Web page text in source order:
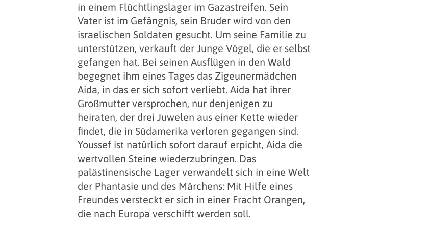
in einem Flüchtlingslager im Gazastreifen. Sein
Vater ist im Gefängnis, sein Bruder wird von den
israelischen Soldaten gesucht. Um seine Familie zu
unterstützen, verkauft der Junge Vögel, die er selbst
gefangen hat. Bei seinen Ausflügen in den Wald
begegnet ihm eines Tages das Zigeunermädchen
Aida, in das er sich sofort verliebt. Aida hat ihrer
Großmutter versprochen, nur denjenigen zu
heiraten, der drei Juwelen aus einer Kette wieder
findet, die in Südamerika verloren gegangen sind.
Youssef ist natürlich sofort darauf erpicht, Aida die
wertvollen Steine wiederzubringen. Das
palästinensische Lager verwandelt sich in eine Welt
der Phantasie und des Märchens: Mit Hilfe eines
Freundes versteckt er sich in einer Fracht Orangen,
die nach Europa verschifft werden soll.